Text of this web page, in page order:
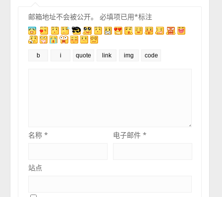
邮箱地址不会被公开。 必填项已用*标注
名称* 电子邮件*
站点